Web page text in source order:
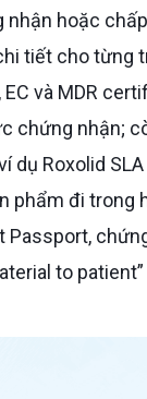
tiết cho từng
và MDR
chứng nhận;
dụ Roxolid
phẩm đi trong
Passport,
to